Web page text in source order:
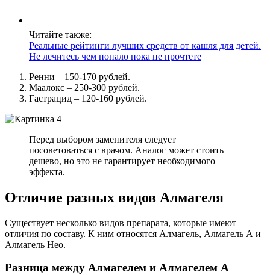
Читайте также:
Реальные рейтинги лучших средств от кашля для детей.
Не лечитесь чем попало пока не прочтете
Ренни – 150-170 рублей.
Маалокс – 250-300 рублей.
Гастрацид – 120-160 рублей.
Перед выбором заменителя следует
посоветоваться с врачом. Аналог может стоить
дешево, но это не гарантирует необходимого
эффекта.
Отличие разных видов Алмагеля
Существует несколько видов препарата, которые имеют
отличия по составу. К ним относятся Алмагель, Алмагель А и
Алмагель Нео.
Разница между Алмагелем и Алмагелем А